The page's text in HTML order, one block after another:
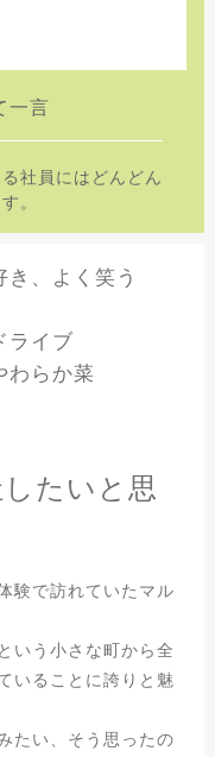
一言
社員にはどんどん
。
、よく笑う
イブ
らか菜
たいと思
験で訪れていたマル
いう小さな町から全
いることに誇りと魅
たい、そう思ったの